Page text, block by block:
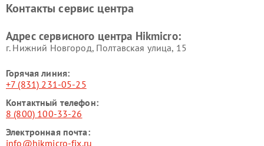
Контакты сервис центра
Адрес сервисного центра Hikmicro:
г. Нижний Новгород, Полтавская улица, 15
Горячая линия:
+7 (831) 231-05-25
Контактный телефон:
8 (800) 100-33-26
Электронная почта:
info@hikmicro-fix.ru